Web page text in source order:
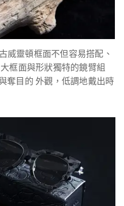
威靈頓框面不但容易搭配、
框面與形狀獨特的鏡臂組
奪目的 外觀，低調地戴出時